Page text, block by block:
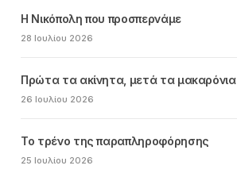
Η Νικόπολη που προσπερνάμε
28 Ιουλίου 2026
Πρώτα τα ακίνητα, μετά τα μακαρόνια
26 Ιουλίου 2026
Το τρένο της παραπληροφόρησης
25 Ιουλίου 2026